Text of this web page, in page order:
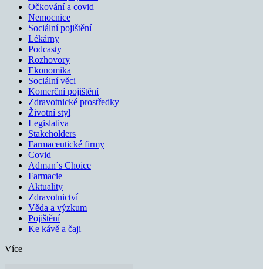
Očkování a covid
Nemocnice
Sociální pojištění
Lékárny
Podcasty
Rozhovory
Ekonomika
Sociální věci
Komerční pojištění
Zdravotnické prostředky
Životní styl
Legislativa
Stakeholders
Farmaceutické firmy
Covid
Adman´s Choice
Farmacie
Aktuality
Zdravotnictví
Věda a výzkum
Pojištění
Ke kávě a čaji
Více